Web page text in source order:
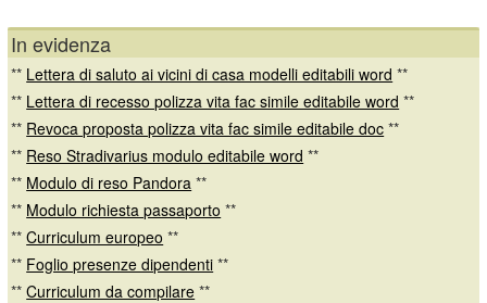
In evidenza
** Lettera di saluto ai vicini di casa modelli editabili word **
** Lettera di recesso polizza vita fac simile editabile word **
** Revoca proposta polizza vita fac simile editabile doc **
** Reso Stradivarius modulo editabile word **
** Modulo di reso Pandora **
** Modulo richiesta passaporto **
**Curriculum europeo **
** Foglio presenze dipendenti **
**Curriculum da compilare **